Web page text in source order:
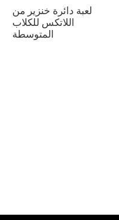
لعبة دائرة خنزير من
اللاتكس للكلاب
المتوسطة